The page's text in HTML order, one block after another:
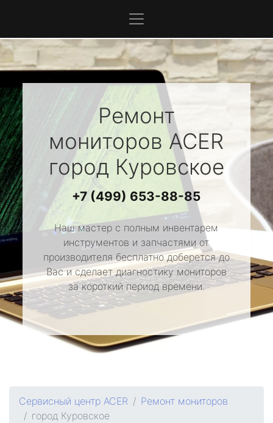
Ремонт
мониторовACER
город Куровское
+7 (499) 653-88-85
Наш мастер с полным инвентарем
инструментов и запчастями от
производителя бесплатно доберется до
Вас и сделает диагностику мониторов
за короткий период времени.
Сервисный центр ACER
Ремонт мониторов
город Куровское